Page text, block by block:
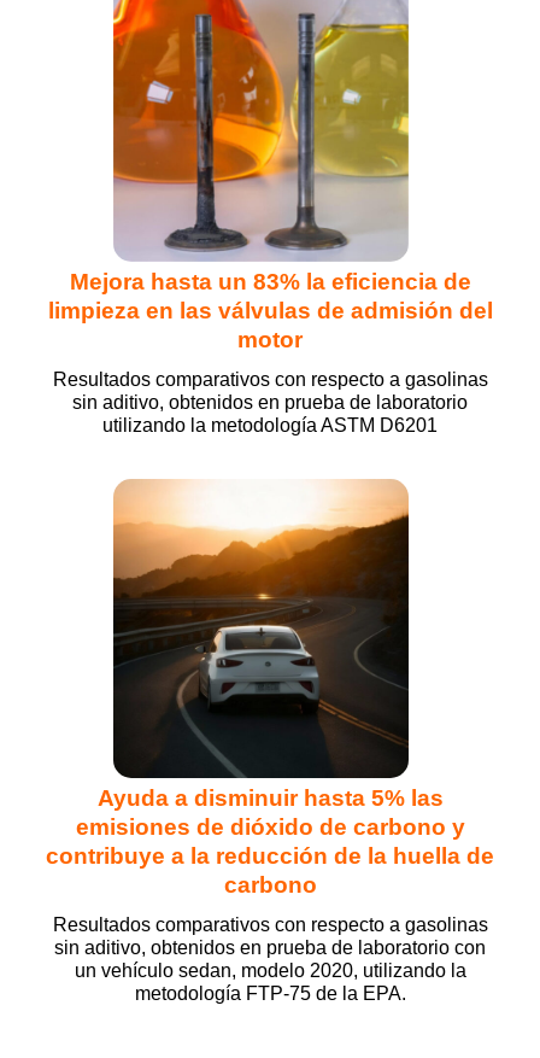
Mejora hasta un 83% la eficiencia de
limpieza en las válvulas de admisión del
motor
Resultados comparativos con respecto a gasolinas
sin aditivo, obtenidos en prueba de laboratorio
utilizando la metodología ASTM D6201
Ayuda a disminuir hasta 5% las
emisiones de dióxido de carbono y
contribuye a la reducción de la huella de
carbono
Resultados comparativos con respecto a gasolinas
sin aditivo, obtenidos en prueba de laboratorio con
un vehículo sedan, modelo 2020, utilizando la
metodología FTP-75 de la EPA.